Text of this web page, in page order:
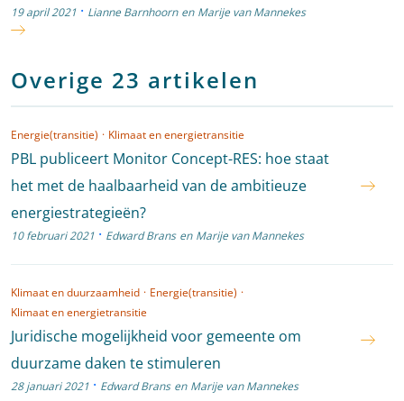
19 april 2021 · Lianne Barnhoorn en Marije van Mannekes
Overige 23 artikelen
Energie(transitie) · Klimaat en energietransitie
PBL publiceert Monitor Concept-RES: hoe staat
het met de haalbaarheid van de ambitieuze
energiestrategieën?
10 februari 2021 · Edward Brans en Marije van Mannekes
Klimaat en duurzaamheid · Energie(transitie) ·
Klimaat en energietransitie
Juridische mogelijkheid voor gemeente om
duurzame daken te stimuleren
28 januari 2021 · Edward Brans en Marije van Mannekes